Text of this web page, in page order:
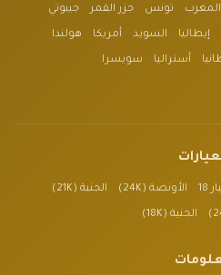
المغرب تونس جزر القمر جيبوتي
إيطاليا السويد أمريكا هولندا
أستراليا سويسرا
18 الأونصة (24K) الجنية (21K)
الجنية (18K)